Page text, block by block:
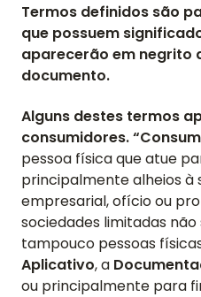
Termos definidos são
que possuem
aparecerão em negrito
documento.
Alguns destes termos
consumidores.
pessoa física que atue
principalmente alheios à
empresarial, ofício ou
sociedades limitadas não
tampouco pessoas
Aplicativo, a
ou principalmente para